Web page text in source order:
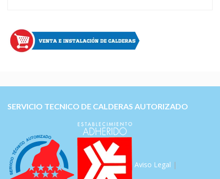
SERVICIO TECNICO DE CALDERAS AUTORIZADO
Aviso Legal |